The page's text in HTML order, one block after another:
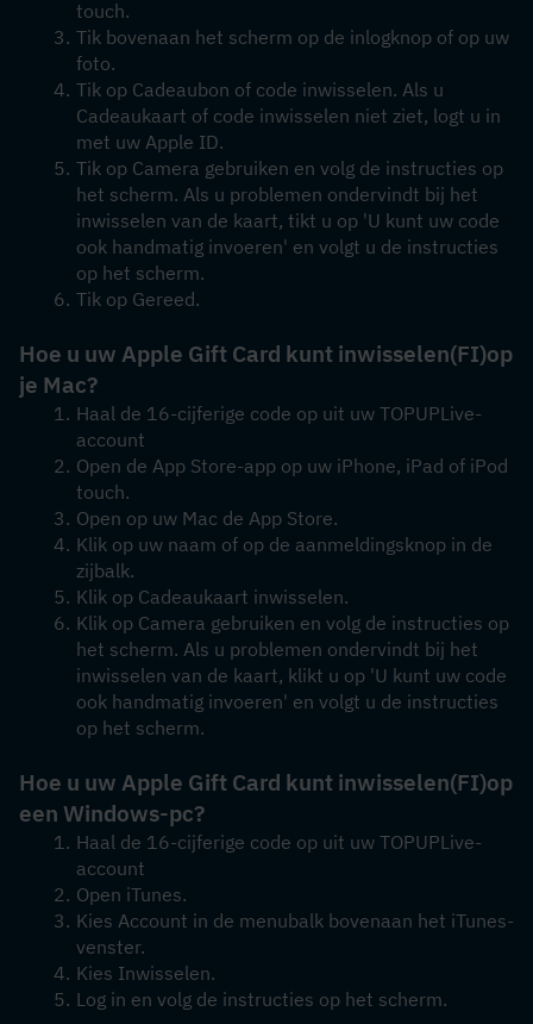
touch.
Tik bovenaan het scherm op de inlogknop of op uw
foto.
Tik op Cadeaubon of code inwisselen. Als u
Cadeaukaart of code inwisselen niet ziet, logt u in
met uw Apple ID.
Tik op Camera gebruiken en volg de instructies op
het scherm. Als u problemen ondervindt bij het
inwisselen van de kaart, tikt u op 'U kunt uw code
ook handmatig invoeren' en volgt u de instructies
op het scherm.
Tik op Gereed.
Hoe u uw Apple Gift Card kunt inwisselen(FI)op
je Mac?
Haal de 16-cijferige code op uit uw TOPUPLive-
account
Open de App Store-app op uw iPhone, iPad of iPod
touch.
Open op uw Mac de App Store.
Klik op uw naam of op de aanmeldingsknop in de
zijbalk.
Klik op Cadeaukaart inwisselen.
Klik op Camera gebruiken en volg de instructies op
het scherm. Als u problemen ondervindt bij het
inwisselen van de kaart, klikt u op 'U kunt uw code
ook handmatig invoeren' en volgt u de instructies
op het scherm.
Hoe u uw Apple Gift Card kunt inwisselen(FI)op
een Windows-pc?
Haal de 16-cijferige code op uit uw TOPUPLive-
account
Open iTunes.
Kies Account in de menubalk bovenaan het iTunes-
venster.
Kies Inwisselen.
Log in en volg de instructies op het scherm.